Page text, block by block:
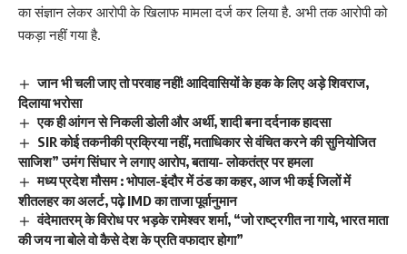
का संज्ञान लेकर आरोपी के खिलाफ मामला दर्ज कर लिया है. अभी तक आरोपी को
पकड़ा नहीं गया है.
जान भी चली जाए तो परवाह नहीं! आदिवासियों के हक के लिए अड़े शिवराज,
दिलाया भरोसा
एक ही आंगन से निकली डोली और अर्थी, शादी बना दर्दनाक हादसा
SIR कोई तकनीकी प्रक्रिया नहीं, मताधिकार से वंचित करने की सुनियोजित
साजिश” उमंग सिंघार ने लगाए आरोप, बताया- लोकतंत्र पर हमला
मध्य प्रदेश मौसम : भोपाल-इंदौर में ठंड का कहर, आज भी कई जिलों में
शीतलहर का अलर्ट, पढ़े IMD का ताजा पूर्वानुमान
वंदेमातरम् के विरोध पर भड़के रामेश्वर शर्मा, “जो राष्ट्रगीत ना गाये, भारत माता
की जय ना बोले वो कैसे देश के प्रति वफादार होगा”